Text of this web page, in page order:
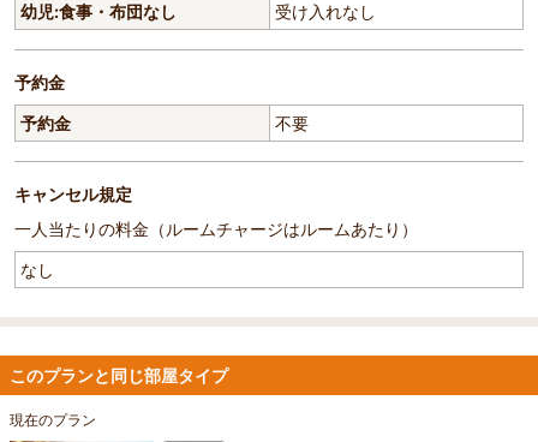
幼児:食事・布団なし
受け入れなし
予約金
予約金
不要
キャンセル規定
一人当たりの料金（ルームチャージはルームあたり）
なし
このプランと同じ部屋タイプ
現在のプラン